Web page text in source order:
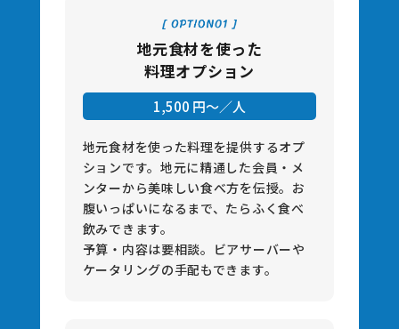
地元食材を使った
料理オプション
1,500 円〜／⼈
地元⾷材を使った料理を提供するオプ
ションです。地元に精通した会員・メ
ンターから美味しい⾷べ⽅を伝授。お
腹いっぱいになるまで、たらふく⾷べ
飲みできます。
予算・内容は要相談。ビアサーバーや
ケータリングの⼿配もできます。